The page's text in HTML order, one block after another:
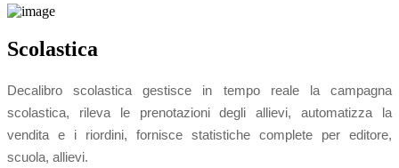
Scolastica
Decalibro scolastica gestisce in tempo reale la campagna
scolastica, rileva le prenotazioni degli allievi, automatizza la
vendita e i riordini, fornisce statistiche complete per editore,
scuola, allievi.